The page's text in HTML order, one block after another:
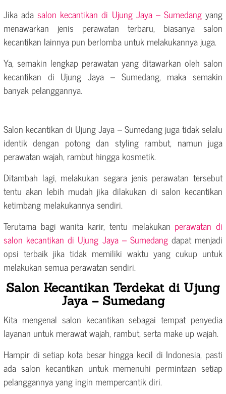
Jika ada salon kecantikan di Ujung Jaya – Sumedangyang
menawarkan jenis perawatan terbaru, biasanya salon
kecantikan lainnya pun berlomba untuk melakukannya juga.
Ya, semakin lengkap perawatan yang ditawarkan oleh salon
kecantikan di Ujung Jaya – Sumedang, maka semakin
banyak pelanggannya.
Salon kecantikan di Ujung Jaya – Sumedang juga tidak selalu
identik dengan potong dan styling rambut, namun juga
perawatan wajah, rambut hingga kosmetik.
Ditambah lagi, melakukan segara jenis perawatan tersebut
tentu akan lebih mudah jika dilakukan di salon kecantikan
ketimbang melakukannya sendiri.
Terutama bagi wanita karir, tentu melakukan perawatan di
salon kecantikan di Ujung Jaya – Sumedangdapat menjadi
opsi terbaik jika tidak memiliki waktu yang cukup untuk
melakukan semua perawatan sendiri.
Salon Kecantikan Terdekat di Ujung
Jaya – Sumedang
Kita mengenal salon kecantikan sebagai tempat penyedia
layanan untuk merawat wajah, rambut, serta make up wajah.
Hampir di setiap kota besar hingga kecil di Indonesia, pasti
ada salon kecantikan untuk memenuhi permintaan setiap
pelanggannya yang ingin mempercantik diri.